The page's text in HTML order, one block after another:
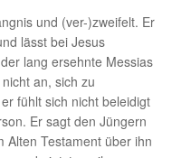
und (ver-)zweifelt. Er
lässt bei Jesus
lang ersehnte Messias
an, sich zu
fühlt sich nicht beleidigt
Er sagt den Jüngern
Alten Testament über ihn